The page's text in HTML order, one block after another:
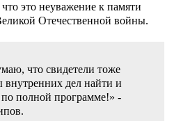
это неуважение к памяти
Отечественной войны.
что свидетели тоже
дел найти и
полной программе!» -